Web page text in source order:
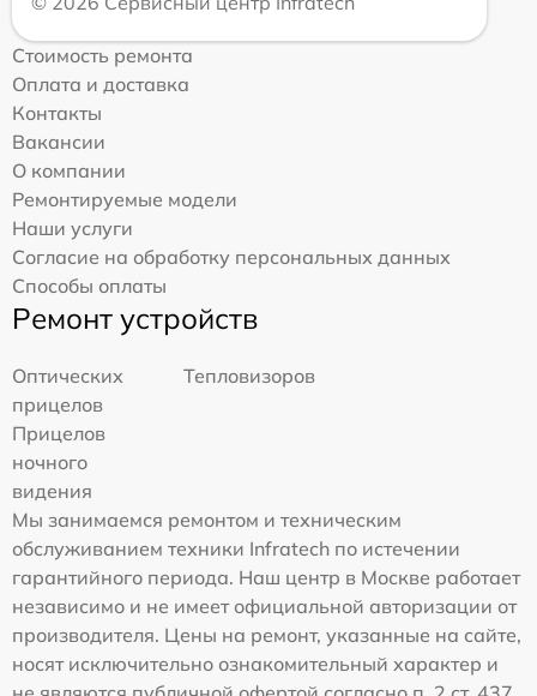
Стоимость ремонта
Оплата и доставка
Контакты
Вакансии
О компании
Ремонтируемые модели
Наши услуги
Согласие на обработку персональных данных
Способы оплаты
Ремонт устройств
Оптических
прицелов
Тепловизоров
Прицелов
ночного
видения
Мы занимаемся ремонтом и техническим
обслуживанием техники Infratech по истечении
гарантийного периода. Наш центр в Москве работает
независимо и не имеет официальной авторизации от
производителя. Цены на ремонт, указанные на сайте,
носят исключительно ознакомительный характер и